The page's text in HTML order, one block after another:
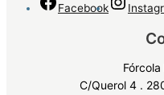
Facebook
C/Querol 4 .